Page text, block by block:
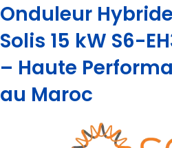
Onduleur
Solis 15 kW S6-
– Haute
au Maroc